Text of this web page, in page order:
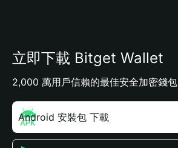
立即下載 Bitget Wallet
2,000 萬用戶信賴的最佳安全加密錢包
Android 安裝包 下載